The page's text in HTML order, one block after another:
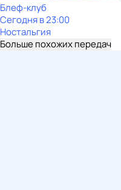
Блеф-клуб
Сегодня в 23:00
Ностальгия
Больше похожих передач